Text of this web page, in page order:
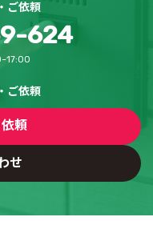
ご依頼
624
ご依頼
頼
せ